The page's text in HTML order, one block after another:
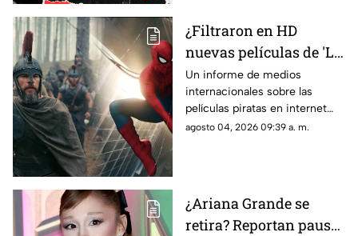
¿Filtraron en HD
nuevas películas de 'La
Odisea' y 'Spider-Man'?
Esto sabemos
Un informe de medios
internacionales sobre las
películas piratas en internet
causó revuelo por supuestas
agosto 04, 2026 09:39 a. m.
¿Ariana Grande se
retira? Reportan pausa